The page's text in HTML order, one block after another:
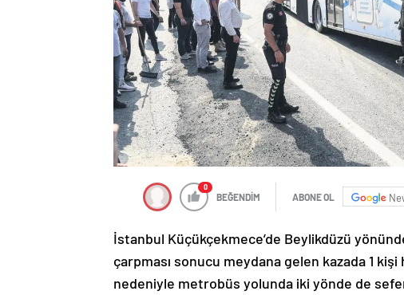
0
BEĞENDİM ABONE OL
İstanbul Küçükçekmece’de Beylikdüzü
çarpması sonucu meydana gelen kazada 1 kişi
nedeniyle metrobüs yolunda iki yönde de